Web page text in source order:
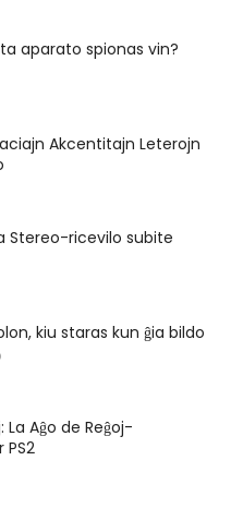
aparato spionas vin?
Akcentitajn Leterojn
Stereo-ricevilo subite
kiu staras kun ĝia bildo
La Aĝo de Reĝoj-